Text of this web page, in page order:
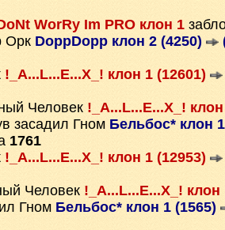
WorRy Im PRO клон 1
Орк DoppDopp клон 2 (4250)
!_A...L...E...X_! клон 1 (12601)
Человек !_A...L...E...X_!
засадил Гном Бельбос* клон
1761
!_A...L...E...X_! клон 1 (12953)
Человек !_A...L...E...X_!
Гном Бельбос* клон 1 (1565)